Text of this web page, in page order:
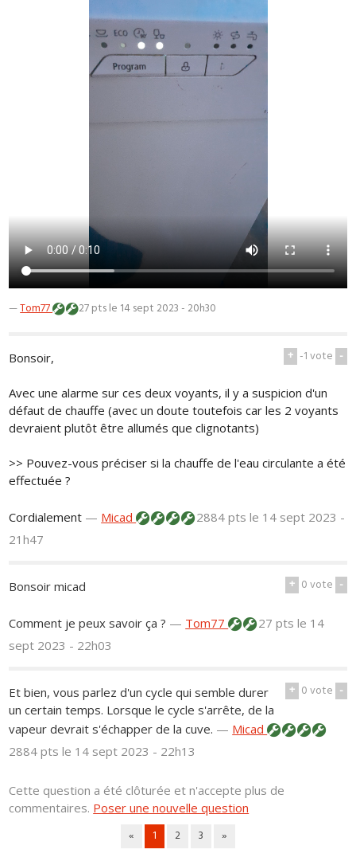
—Tom77 27 ptsle 14 sept 2023 - 20h30
+ -1vote -
Bonsoir,
Avec une alarme sur ces deux voyants, il y a suspicion d'un
défaut de chauffe (avec un doute toutefois car les 2 voyants
devraient plutôt être allumés que clignotants)
>> Pouvez-vous préciser si la chauffe de l'eau circulante a été
effectuée ?
Cordialement — Micad 2884 ptsle 14 sept 2023 -
21h47
+ 0vote -
Bonsoir micad
Comment je peux savoir ça ? — Tom77 27 ptsle 14
sept 2023 - 22h03
+ 0vote -
Et bien, vous parlez d'un cycle qui semble durer
un certain temps. Lorsque le cycle s'arrête, de la
vapeur devrait s'échapper de la cuve. — Micad
2884 ptsle 14 sept 2023 - 22h13
Cette question a été clôturée et n'accepte plus de
commentaires. Poser une nouvelle question
« 1 2 3 »